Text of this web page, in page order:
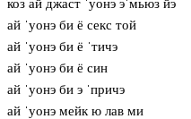
коз ай джаст ˈуонэ эˈмьюз йэ
ай ˈуонэ би ё секс той
ай ˈуонэ би ё ˈтичэ
ай ˈуонэ би ё син
ай ˈуонэ би э ˈпричэ
ай ˈуонэ мейк ю лав ми